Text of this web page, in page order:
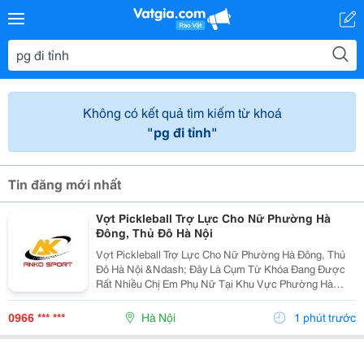
Không có kết quả tìm kiếm từ khoá
"pg đi tỉnh"
Tin đăng mới nhất
Vợt Pickleball Trợ Lực Cho Nữ Phường Hà
Đông, Thủ Đô Hà Nội
Vợt Pickleball Trợ Lực Cho Nữ Phường Hà Đông, Thủ
Đô Hà Nội &Ndash; Đây Là Cụm Từ Khóa Đang Được
Rất Nhiều Chị Em Phụ Nữ Tại Khu Vực Phường Hà
Đông Và Toàn Thủ Đô Hà Nội Tìm Kiếm Khi Bắt Đầu
Làm Quen Với Bộ Môn Thể Thao Pickleball Đang Lên
Cơn Sốt....
0966 *** *** Hà Nội 1 phút trước